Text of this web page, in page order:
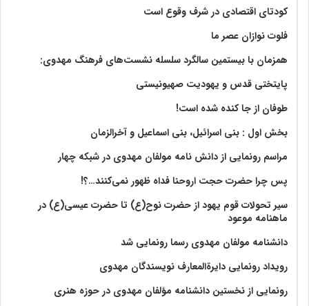
کودتای اقتصادی در شرف وقوع است
فلوت نوازان عصر ما
همزمان با بیستمین سالگرد سلسله نشست‌های فرهنگ مهدوی:‌
پایتختی قدس و یهودیت صهیونیستی
طوفان از جا کنده شده است!
بخش اول : بنی اسرائیل، بنی اسماعیل و آخرالزمان
مراسم رونمایی از دانش نامه مولفان مهدوی در شبکه چهار
پس چرا حضرت حجت اروحنا فداه ظهور نمی‌کنند…؟!
سیر تحولات قوم یهود از حضرت نوح(ع) تا حضرت عیسی(ع) در
ماهنامه موعود
دانشنامه مولفان مهدوی رسما رونمایی شد
رویداد رونمایی دایرةالمعارف نویسندگان مهدوی
رونمایی از نخستین دانشنامه مؤلفان مهدوی در حوزه هنری